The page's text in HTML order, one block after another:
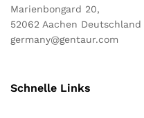
Marienbongard 20,
52062 Aachen Deutschland
germany@gentaur.com
Schnelle Links